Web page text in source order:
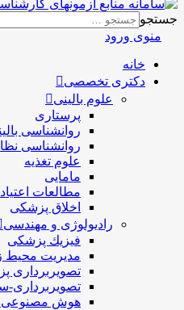
جستجو
منوی ورود
خانه
دکتری تخصصی
علوم بالینی
پرستاری
روانشناسی
روانشناسی
علوم تغذیه
مامایی
مطالعات اعتیاد
اخلاق پزشکی
رادیولوژی و مهندسی
فيزيك پزشکی
مدیریت
تصویربرداری
تصویربرداری-
هوش مصنوعی